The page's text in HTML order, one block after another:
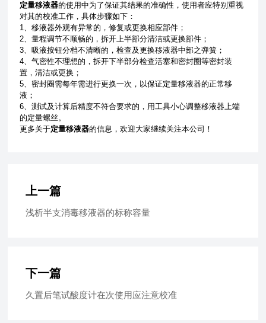
定量移液器的使用中为了保证其结果的准确性，使用者应特别重视
对其的校准工作，具体步骤如下：
1、移液器外观有异常的，修复或更换相应部件；
2、量程调节不顺畅的，拆开上半部分清洁或更换部件；
3、吸液按钮分档不清晰的，检查及更换移液器中部之弹簧；
4、气密性不理想的，拆开下半部分检查活塞和密封圈等密封装
置，清洁或更换；
5、密封圈需每年需进行更换一次，以保证定量移液器的正常移
液；
6、测试及计算后精度不符合要求的，用工具小心调整移液器上端
的定量螺丝。
更多关于定量移液器的信息，欢迎大家继续关注本公司！
上一篇
浅析半支消毒移液器的标称容量
下一篇
久置后笔试酸度计在次使用应注意校准